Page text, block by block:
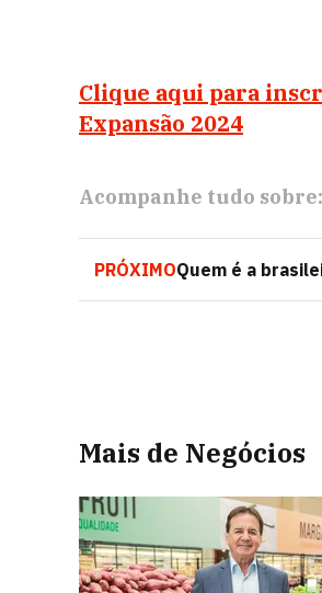
Clique aqui para
Expansão 2024
Acompanhe tudo sobre:
PRÓXIMOQuem é a
Mais de Negócios